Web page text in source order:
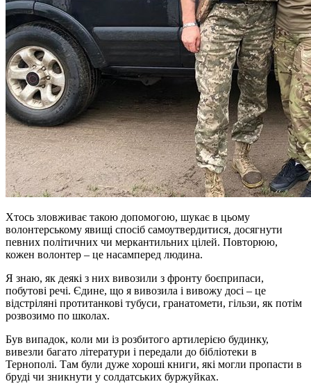
Хтось зловживає такою допомогою, шукає в цьому
волонтерському явищі спосіб самоутвердитися, досягнути
певних політичних чи меркантильних цілей. Повторюю,
кожен волонтер – це насамперед людина.
Я знаю, як деякі з них вивозили з фронту боєприпаси,
побутові речі. Єдине, що я вивозила і вивожу досі – це
відстріляні протитанкові тубуси, гранатомети, гільзи, як потім
розвозимо по школах.
Був випадок, коли ми із розбитого артилерією будинку,
вивезли багато літератури і передали до бібліотеки в
Тернополі. Там були дуже хороші книги, які могли пропасти в
бруді чи зникнути у солдатських буржуйках.